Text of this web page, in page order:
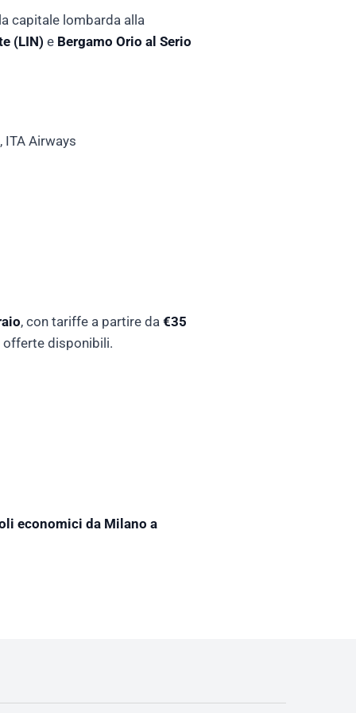
capitale lombarda alla
(LIN) e Bergamo Orio al Serio
ITA Airways
, con tariffe a partire da €35
offerte disponibili.
economici da Milano a